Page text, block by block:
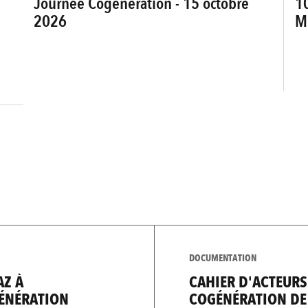
2026
À
DOCUMENTATION
CAHIER
COGÉNÉRATION